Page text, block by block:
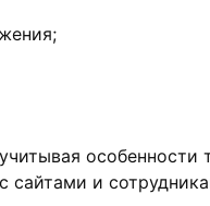
особенности
сайтами и